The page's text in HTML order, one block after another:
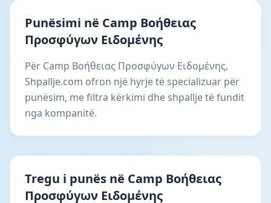
Punësimi në Camp Βοήθειας
Προσφύγων Ειδoμένης
Për Camp Βοήθειας Προσφύγων Ειδoμένης,
Shpallje.com ofron një hyrje të specializuar për
punësim, me filtra kërkimi dhe shpallje të fundit
nga kompanitë.
Tregu i punës në Camp Βοήθειας
Προσφύγων Ειδoμένης